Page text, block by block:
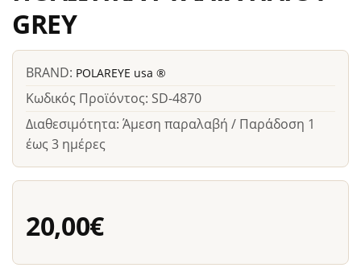
GREY
BRAND: POLAREYE usa ®
Κωδικός Προϊόντος: SD-4870
Διαθεσιμότητα: Άμεση παραλαβή / Παράδοση 1
έως 3 ημέρες
20,00€